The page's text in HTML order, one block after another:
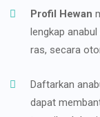
Profil Hewan
lengkap
ras, secara
Daftarkan
dapat